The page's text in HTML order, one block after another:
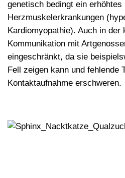
genetisch bedingt ein
Herzmuskelerkrankungen
Kardiomyopathie). Auch in der
Kommunikation mit
eingeschränkt, da sie
Fell zeigen kann und fehlende
Kontaktaufnahme erschweren.